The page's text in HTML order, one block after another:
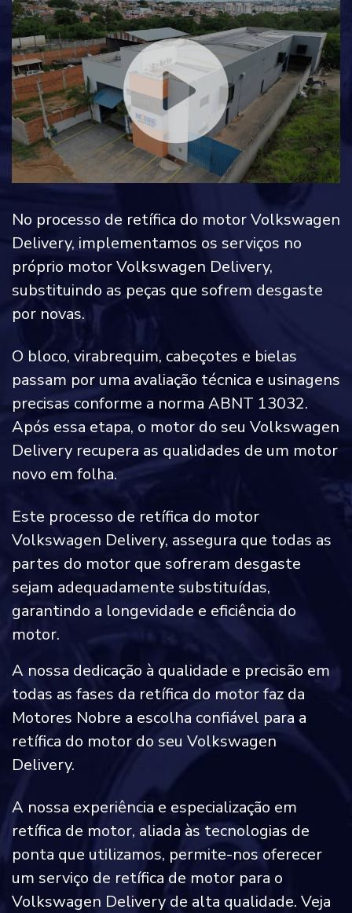
No processo de retífica do motor Volkswagen
Delivery, implementamos os serviços no
próprio motor Volkswagen Delivery,
substituindo as peças que sofrem desgaste
por novas.
O bloco, virabrequim, cabeçotes e bielas
passam por uma avaliação técnica e usinagens
precisas conforme a norma ABNT 13032.
Após essa etapa, o motor do seu Volkswagen
Delivery recupera as qualidades de um motor
novo em folha.
Este processo de retífica do motor
Volkswagen Delivery, assegura que todas as
partes do motor que sofreram desgaste
sejam adequadamente substituídas,
garantindo a longevidade e eficiência do
motor.
A nossa dedicação à qualidade e precisão em
todas as fases da retífica do motor faz da
Motores Nobre a escolha confiável para a
retífica do motor do seu Volkswagen
Delivery.
A nossa experiência e especialização em
retífica de motor, aliada às tecnologias de
ponta que utilizamos, permite-nos oferecer
um serviço de retífica de motor para o
Volkswagen Delivery de alta qualidade. Veja